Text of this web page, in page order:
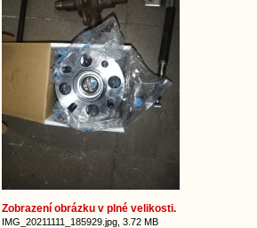
Zobrazení obrázku v plné velikosti.
IMG_20211111_185929.jpg, 3.72 MB